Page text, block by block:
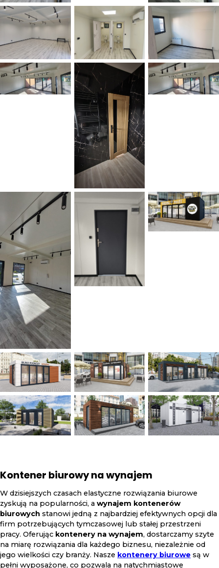
Kontener biurowy na wynajem
W dzisiejszych czasach elastyczne rozwiązania biurowe
zyskują na popularności, a wynajem kontenerów
biurowych stanowi jedną z najbardziej efektywnych opcji dla
firm potrzebujących tymczasowej lub stałej przestrzeni
pracy. Oferując kontenery na wynajem, dostarczamy szyte
na miarę rozwiązania dla każdego biznesu, niezależnie od
jego wielkości czy branży. Nasze kontenery biurowe są w
pełni wyposażone, co pozwala na natychmiastowe